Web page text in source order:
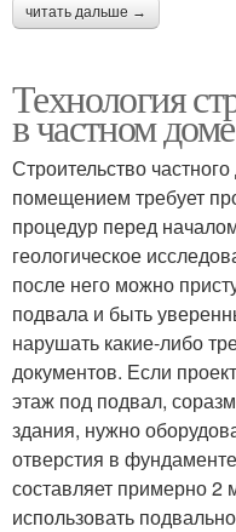
читать дальше →
Технология
в частном
Строительство
помещением требует
процедур перед
геологическое
после него можно
подвала и быть
нарушать какие-либо
документов. Если
этаж под подвал,
здания, нужно
отверстия в
составляет примерно 2
использовать